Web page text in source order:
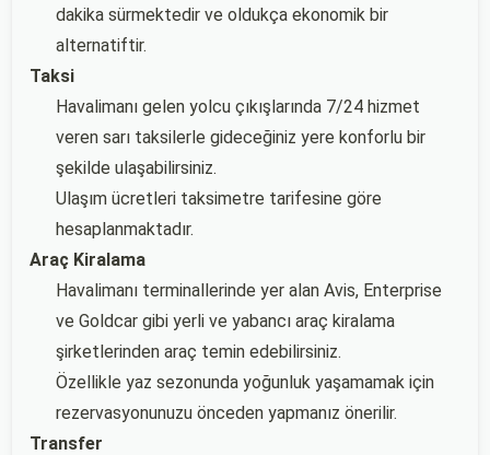
dakika sürmektedir ve oldukça ekonomik bir
alternatiftir.
Taksi
Havalimanı gelen yolcu çıkışlarında 7/24 hizmet
veren sarı taksilerle gideceğiniz yere konforlu bir
şekilde ulaşabilirsiniz.
Ulaşım ücretleri taksimetre tarifesine göre
hesaplanmaktadır.
Araç Kiralama
Havalimanı terminallerinde yer alan Avis, Enterprise
ve Goldcar gibi yerli ve yabancı araç kiralama
şirketlerinden araç temin edebilirsiniz.
Özellikle yaz sezonunda yoğunluk yaşamamak için
rezervasyonunuzu önceden yapmanız önerilir.
Transfer